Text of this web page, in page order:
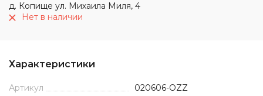
д. Копище ул. Михаила Миля, 4
Нет в наличии
Характеристики
Артикул
020606-OZZ